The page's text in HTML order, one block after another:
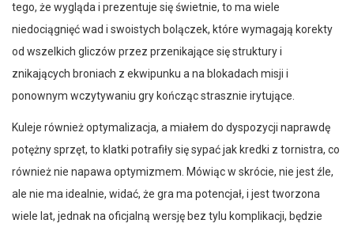
tego, że wygląda i prezentuje się świetnie, to ma wiele
niedociągnięć wad i swoistych bolączek, które wymagają korekty
od wszelkich gliczów przez przenikające się struktury i
znikających broniach z ekwipunku a na blokadach misji i
ponownym wczytywaniu gry kończąc strasznie irytujące.
Kuleje również optymalizacja, a miałem do dyspozycji naprawdę
potężny sprzęt, to klatki potrafiły się sypać jak kredki z tornistra, co
również nie napawa optymizmem. Mówiąc w skrócie, nie jest źle,
ale nie ma idealnie, widać, że gra ma potencjał, i jest tworzona
wiele lat, jednak na oficjalną wersję bez tylu komplikacji, będzie